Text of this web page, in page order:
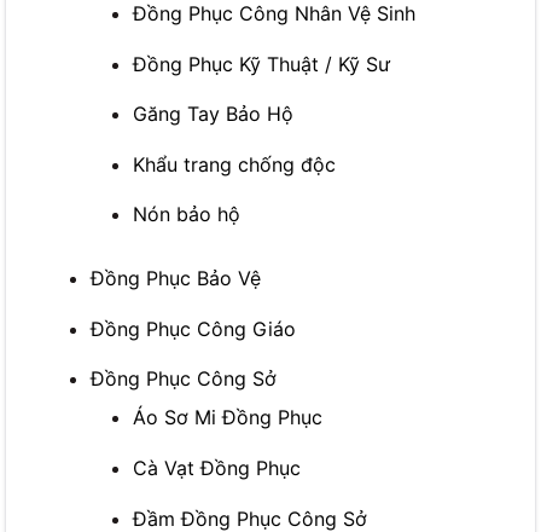
Đồng Phục Công Nhân Vệ Sinh
Đồng Phục Kỹ Thuật / Kỹ Sư
Găng Tay Bảo Hộ
Khẩu trang chống độc
Nón bảo hộ
Đồng Phục Bảo Vệ
Đồng Phục Công Giáo
Đồng Phục Công Sở
Áo Sơ Mi Đồng Phục
Cà Vạt Đồng Phục
Đầm Đồng Phục Công Sở